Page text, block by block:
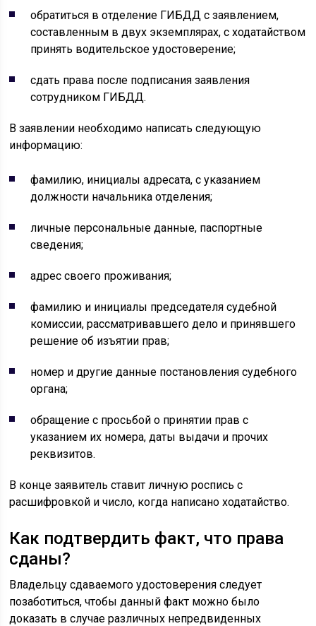
обратиться в отделение ГИБДД с заявлением,
составленным в двух экземплярах, с ходатайством
принять водительское удостоверение;
сдать права после подписания заявления
сотрудником ГИБДД.
В заявлении необходимо написать следующую
информацию:
фамилию, инициалы адресата, с указанием
должности начальника отделения;
личные персональные данные, паспортные
сведения;
адрес своего проживания;
фамилию и инициалы председателя судебной
комиссии, рассматривавшего дело и принявшего
решение об изъятии прав;
номер и другие данные постановления судебного
органа;
обращение с просьбой о принятии прав с
указанием их номера, даты выдачи и прочих
реквизитов.
В конце заявитель ставит личную роспись с
расшифровкой и число, когда написано ходатайство.
Как подтвердить факт, что права
сданы?
Владельцу сдаваемого удостоверения следует
позаботиться, чтобы данный факт можно было
доказать в случае различных непредвиденных